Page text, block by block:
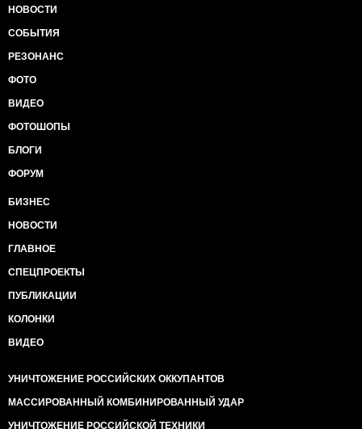
НОВОСТИ
СОБЫТИЯ
РЕЗОНАНС
ФОТО
ВИДЕО
ФОТОШОПЫ
БЛОГИ
ФОРУМ
БИЗНЕС
НОВОСТИ
ГЛАВНОЕ
СПЕЦПРОЕКТЫ
ПУБЛИКАЦИИ
КОЛОНКИ
ВИДЕО
УНИЧТОЖЕНИЕ РОССИЙСКИХ ОККУПАНТОВ
МАССИРОВАННЫЙ КОМБИНИРОВАННЫЙ УДАР
УНИЧТОЖЕНИЕ РОССИЙСКОЙ ТЕХНИКИ